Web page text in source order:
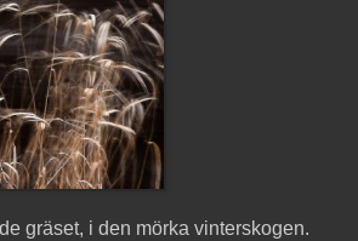
gräset, i den mörka vinterskogen.